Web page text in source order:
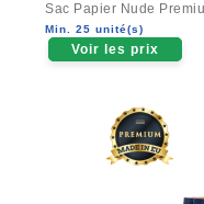
out
of
5
Sac Papier Nude
Min. 25 unité(s)
Voir les prix